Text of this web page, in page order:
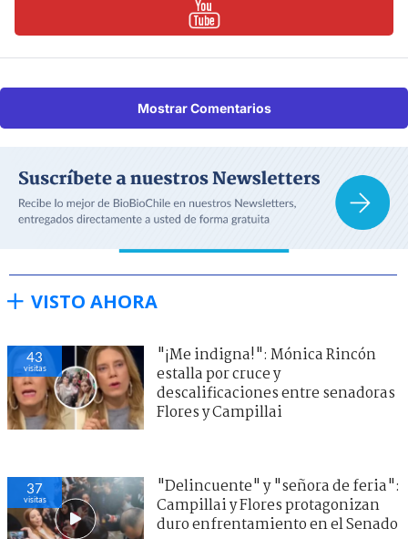
Mostrar Comentarios
VISTO AHORA
45
visitas
"¡Me indigna!": Mónica Rincón
estalla por cruce y
descalificaciones entre senadoras
Flores y Campillai
36
visitas
"Delincuente" y "señora de feria":
Campillai y Flores protagonizan
duro enfrentamiento en el Senado